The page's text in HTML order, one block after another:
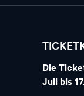
Die
Juli bis